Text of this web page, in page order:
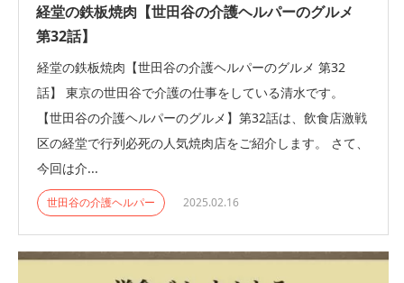
経堂の鉄板焼肉【世田谷の介護ヘルパーのグルメ
第32話】
経堂の鉄板焼肉【世田谷の介護ヘルパーのグルメ 第32
話】 東京の世田谷で介護の仕事をしている清水です。
【世田谷の介護ヘルパーのグルメ】第32話は、飲食店激戦
区の経堂で行列必死の人気焼肉店をご紹介します。 さて、
今回は介...
世田谷の介護ヘルパー 2025.02.16